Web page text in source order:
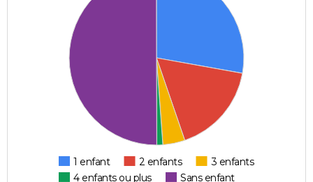
1 enfant 2 enfants
3 enfants
4 enfants ou plus
Sans enfant